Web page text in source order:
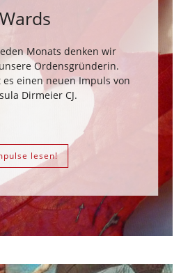
Wards
Monats denken wir
Ordensgründerin.
es einen neuen Impuls von
Dirmeier CJ.
lesen!